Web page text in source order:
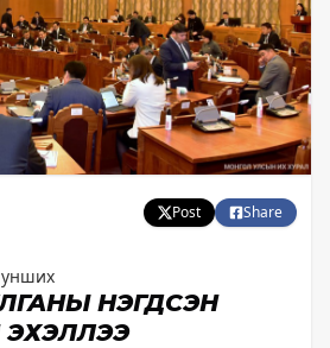
Post
Share
НЭГДСЭН